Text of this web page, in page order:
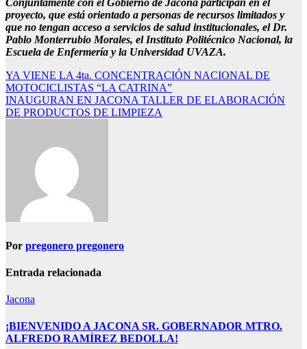
Conjuntamente con el Gobierno de Jacona participan en el
proyecto, que está orientado a personas de recursos limitados y
que no tengan acceso a servicios de salud institucionales, el Dr.
Pablo Monterrubio Morales, el Instituto Politécnico Nacional, la
Escuela de Enfermería y la Universidad UVAZA.
Navegación
de
entradas
YA VIENE LA 4ta. CONCENTRACIÓN NACIONAL DE
MOTOCICLISTAS “LA CATRINA”
INAUGURAN EN JACONA TALLER DE ELABORACIÓN
DE PRODUCTOS DE LIMPIEZA
Por pregonero pregonero
Entrada relacionada
Jacona
¡BIENVENIDO A JACONA SR. GOBERNADOR MTRO.
ALFREDO RAMÍREZ BEDOLLA!